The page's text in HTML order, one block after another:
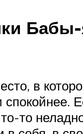
Бабы-
в
спокойнее.
то